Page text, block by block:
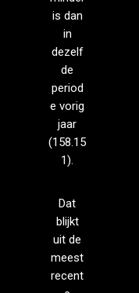
is dan
in
dezelf
de
period
e vorig
jaar
(158.15
1).
Dat
blijkt
uit de
meest
recent